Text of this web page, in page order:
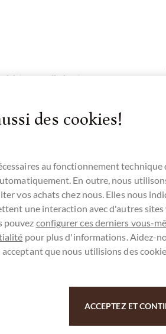
sogar die beste.
Die
und sortenrein
mit hohem
des cookies!
au fonctionnement technique
En outre, nous
vos achats chez nous. Elles nous
une interaction avec d'autres sites
pouvez configurer ces derniers vous-
pour plus d'informations. Aidez-
que nous utilisions des
ACCEPTEZ ET